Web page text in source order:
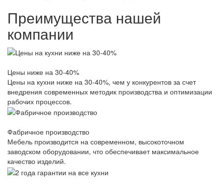
Преимущества нашей
компании
Цены ниже на 30-40%
Цены на кухни ниже на 30-40%, чем у конкурентов за счет
внедрения современных методик производства и оптимизации
рабочих процессов.
Фабричное производство
Мебель производится на современном, высокоточном
заводском оборудовании, что обеспечивает максимальное
качество изделий.